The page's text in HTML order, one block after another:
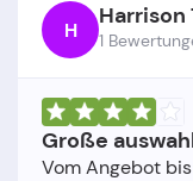
H Harrison
1
Große
Vom Angebot